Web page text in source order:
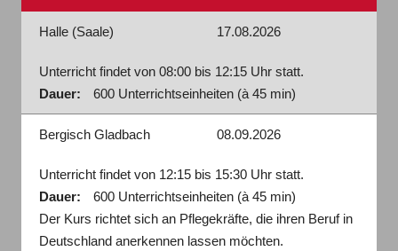
Bergisch Gladbach 08.09.2026
Unterricht findet von 12:15 bis 15:30 Uhr statt.
Dauer:
600 Unterrichtseinheiten (à 45 min)
Der Kurs richtet sich an Pflegekräfte, die ihren Beruf in
Deutschland anerkennen lassen möchten.
Halle (Saale) 17.08.2026
Unterricht findet von 08:00 bis 12:15 Uhr statt.
Dauer:
600 Unterrichtseinheiten (à 45 min)